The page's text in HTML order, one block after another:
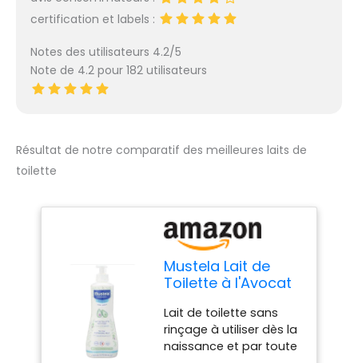
certification et labels :
Notes des utilisateurs 4.2/5
Note de 4.2 pour 182 utilisateurs
Résultat de notre comparatif des meilleures laits de
toilette
Mustela Lait de
Toilette à l'Avocat
Visage, Corps,
Change, Bébé,
Enfant, Famille -
Lait de toilette sans
rinçage à utiliser dès la
naissance et par toute